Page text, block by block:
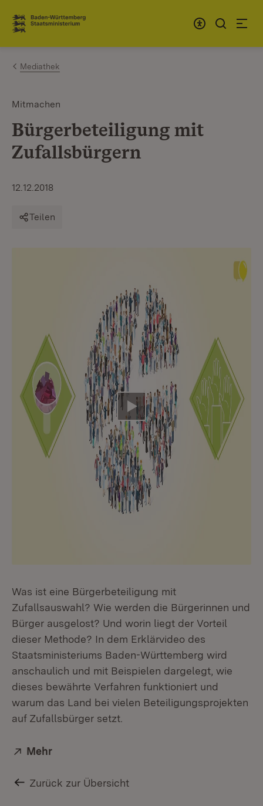
Zum Inhalt springen
Link zur Startseite
Mediathek
Mitmachen
Bürgerbeteiligung mit
Zufallsbürgern
12.12.2018
Teilen
Video abspielen
Was ist eine Bürgerbeteiligung mit
Zufallsauswahl? Wie werden die Bürgerinnen und
Bürger ausgelost? Und worin liegt der Vorteil
dieser Methode? In dem Erklärvideo des
Staatsministeriums Baden-Württemberg wird
anschaulich und mit Beispielen dargelegt, wie
dieses bewährte Verfahren funktioniert und
warum das Land bei vielen Beteiligungsprojekten
auf Zufallsbürger setzt.
Extern:
Mehr
Zurück zur Übersicht